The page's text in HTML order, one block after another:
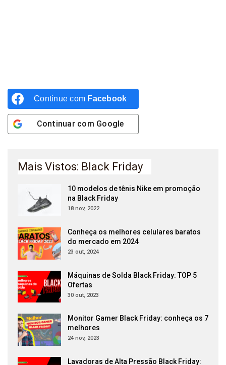
Continue com Facebook
Continuar com Google
Mais Vistos: Black Friday
10 modelos de tênis Nike em promoção
na Black Friday
18 nov, 2022
Conheça os melhores celulares baratos
do mercado em 2024
23 out, 2024
Máquinas de Solda Black Friday: TOP 5
Ofertas
30 out, 2023
Monitor Gamer Black Friday: conheça os 7
melhores
24 nov, 2023
Lavadoras de Alta Pressão Black Friday: